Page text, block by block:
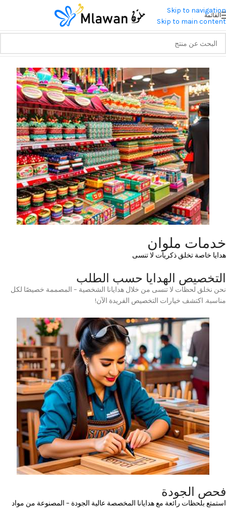
Skip to navigation
Skip to main content
القائمة
خدمات ملوان
هدايا خاصة تخلق ذكريات لا تنسى
التخصيص الهدايا حسب الطلب
نحن نخلق لحظات لا تنسى من خلال هدايانا الشخصية – المصممة خصيصًا لكل
مناسبة. اكتشف خيارات التخصيص الفريدة الآن!
فحص الجودة
استمتع بلحظات رائعة مع هدايانا المخصصة عالية الجودة – المصنوعة من مواد